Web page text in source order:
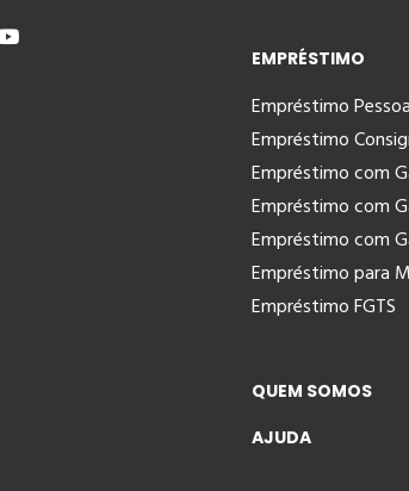
EMPRÉSTIMO
Empréstimo
Empréstimo
Empréstimo com
Empréstimo com
Empréstimo com
Empréstimo para
Empréstimo FGTS
QUEM SOMOS
AJUDA